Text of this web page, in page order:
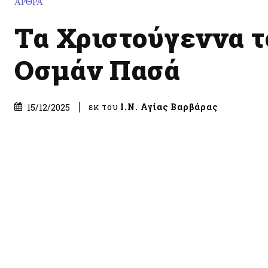
Τα Χριστούγεννα
Οσμάν Πασά
15/12/2025 εκ του Ι.Ν. Αγίας Βαρβάρας